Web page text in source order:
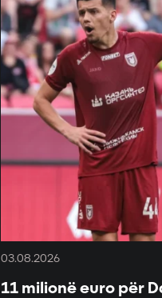
03.08.2026
11 milionë euro për